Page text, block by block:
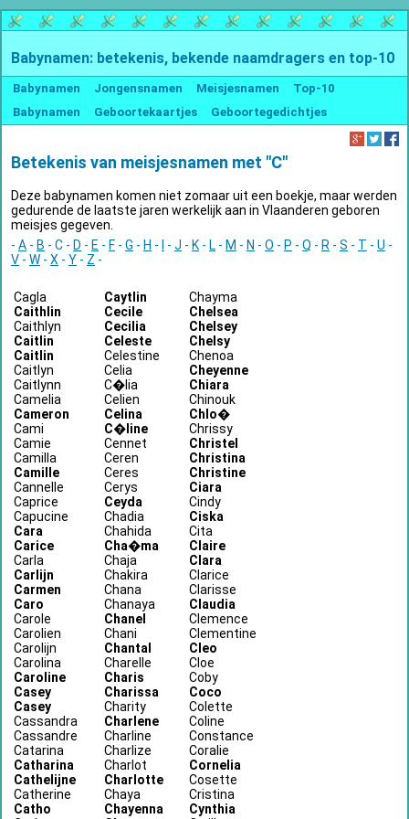
Babynamen: betekenis, bekende naamdragers en top-10
Babynamen Jongensnamen Meisjesnamen
Top-10
Babynamen
Geboortekaartjes Geboortegedichtjes
Betekenis van meisjesnamen met "C"
Deze babynamen komen niet zomaar uit een boekje, maar werden
gedurende de laatste jaren werkelijk aan in Vlaanderen geboren
meisjes gegeven.
- A - B - C - D - E - F - G - H - I - J - K - L - M - N - O - P - Q - R - S - T - U -
V - W - X - Y - Z -
Cagla
Caithlin
Caithlyn
Caitlin
Caitlin
Caitlyn
Caitlynn
Camelia
Cameron
Cami
Camie
Camilla
Camille
Cannelle
Caprice
Capucine
Cara
Carice
Carla
Carlijn
Carmen
Caro
Carole
Carolien
Carolijn
Carolina
Caroline
Casey
Casey
Cassandra
Cassandre
Catarina
Catharina
Cathelijne
Catherine
Catho
Caytlin
Cecile
Cecilia
Celeste
Celestine
Celia
C�lia
Celien
Celina
C�line
Cennet
Ceren
Ceres
Cerys
Ceyda
Chadia
Chahida
Cha�ma
Chaja
Chakira
Chana
Chanaya
Chanel
Chani
Chantal
Charelle
Charis
Charissa
Charity
Charlene
Charline
Charlize
Charlot
Charlotte
Chaya
Chayenna
Chayma
Chelsea
Chelsey
Chelsy
Chenoa
Cheyenne
Chiara
Chinouk
Chlo�
Chrissy
Christel
Christina
Christine
Ciara
Cindy
Ciska
Cita
Claire
Clara
Clarice
Clarisse
Claudia
Clemence
Clementine
Cleo
Cloe
Coby
Coco
Colette
Coline
Constance
Coralie
Cornelia
Cosette
Cristina
Cynthia